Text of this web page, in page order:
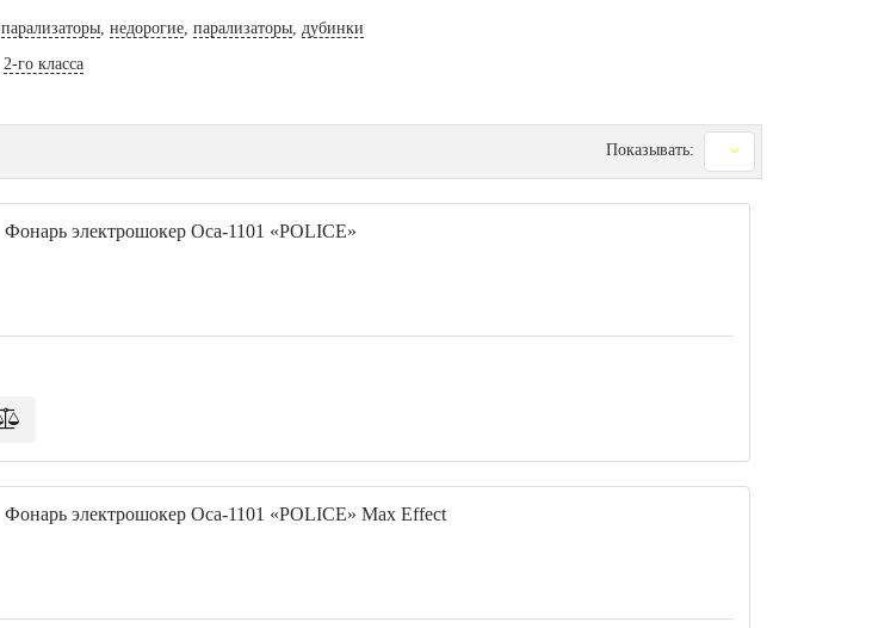
парализаторы, недорогие, парализаторы, дубинки
2-го класса
Показывать:
Фонарь электрошокер Оса-1101 «POLICE»
Фонарь электрошокер Оса-1101 «POLICE» Max Effect